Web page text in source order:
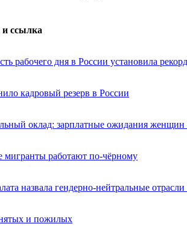
и ссылка
рабочего дня в России установила рекорд
кадровый резерв в России
оклад: зарплатные ожидания
мигранты работают по-чёрному
назвала гендерно-нейтральные
и пожилых